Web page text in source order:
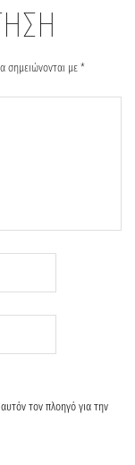
σημειώνονται με *
τον πλοηγό για την